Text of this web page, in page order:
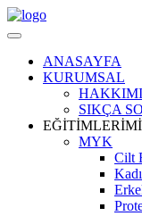
ANASAYFA
KURUMSAL
SIKÇA
MYK
Cilt